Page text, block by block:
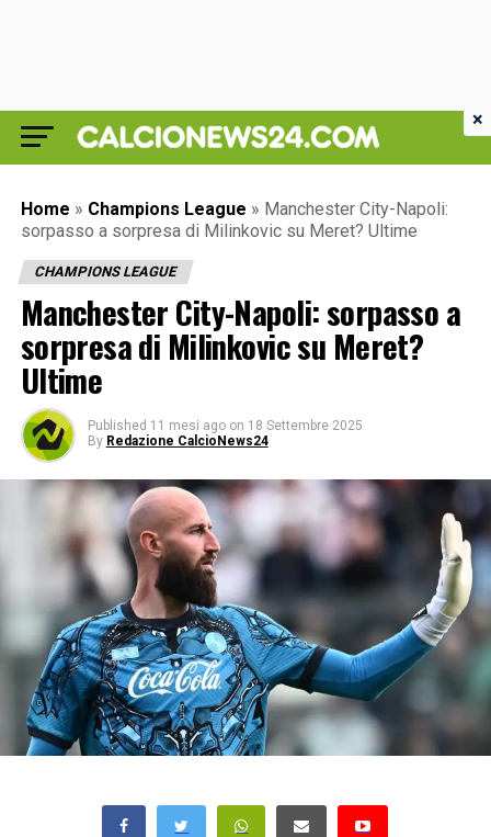
Home » Champions League » Manchester City-Napoli:
sorpasso a sorpresa di Milinkovic su Meret? Ultime
CHAMPIONS LEAGUE
Manchester City-Napoli: sorpasso a
sorpresa di Milinkovic su Meret?
Ultime
Published 11 mesi ago on 18 Settembre 2025
By Redazione CalcioNews24
×